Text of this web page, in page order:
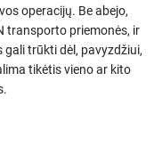
operacijų. Be abejo,
transporto priemonės, ir
trūkti dėl, pavyzdžiui,
tikėtis vieno ar kito